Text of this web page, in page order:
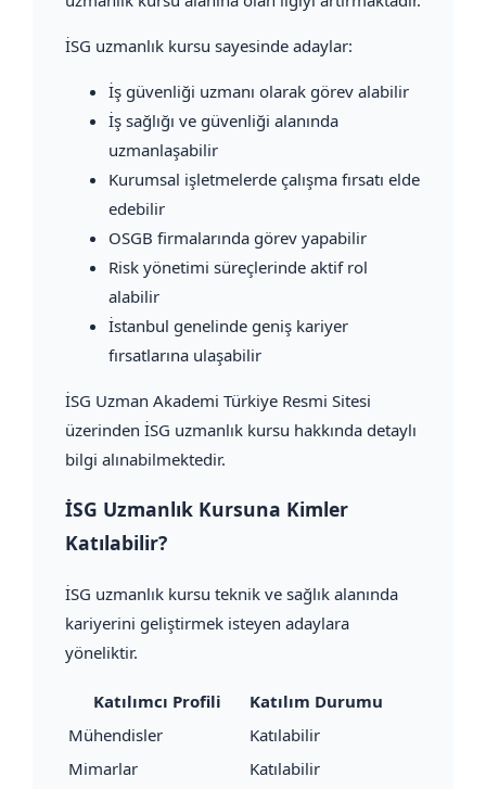
İSG uzmanlık kursu sayesinde adaylar:
İş güvenliği uzmanı olarak görev alabilir
İş sağlığı ve güvenliği alanında
uzmanlaşabilir
Kurumsal işletmelerde çalışma fırsatı elde
edebilir
OSGB firmalarında görev yapabilir
Risk yönetimi süreçlerinde aktif rol
alabilir
İstanbul genelinde geniş kariyer
fırsatlarına ulaşabilir
İSG Uzman Akademi Türkiye Resmi Sitesi
üzerinden İSG uzmanlık kursu hakkında detaylı
bilgi alınabilmektedir.
İSG Uzmanlık Kursuna Kimler
Katılabilir?
İSG uzmanlık kursu teknik ve sağlık alanında
kariyerini geliştirmek isteyen adaylara
yöneliktir.
Katılımcı Profili
Katılım Durumu
Mühendisler
Katılabilir
Mimarlar
Katılabilir